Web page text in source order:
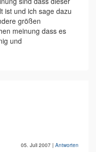
ist und ich sage dazu
größen
meinung dass es
und
05. Juli 2007 | Antworten